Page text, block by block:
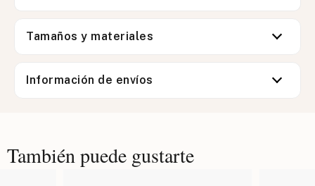
Tamaños y materiales
Información de envíos
También puede gustarte